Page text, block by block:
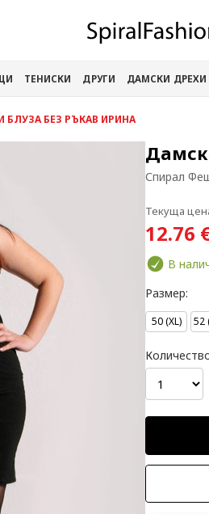
ТЕНИСКИ ДРУГИ ДАМСКИ ДРЕХИ
БЛУЗА БЕЗ РЪКАВ ИРИНА
Спирал
Текуща
12.76
В
Размер:
50 (XL) 52